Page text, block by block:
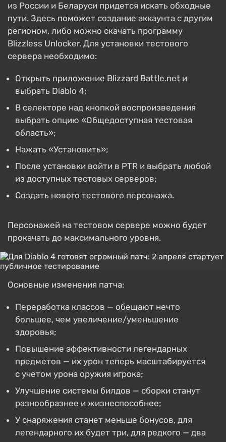
из России и Беларуси придется искать обходные
пути. Здесь поможет создание аккаунта с другим
регионом, либо можно скачать программу
Blizzless Unlocker. Для установки тестового
сервера необходимо:
Открыть приложение Blizzard Battle.net и
выбрать Diablo 4;
В селекторе над кнопкой воспроизведения
выбрать опцию «Общедоступная тестовая
область»;
Нажать «Установить»;
После установки войти в PTR и выбрать любой
из доступных тестовых серверов;
Создать нового тестового персонажа.
Персонажей на тестовом сервере можно будет
прокачать до максимального уровня.
Основные изменения патча:
Переработка классов — обещают нечто
большее, чем увеличение/уменьшение
здоровья;
Повышение эффективности легендарных
предметов — их урон теперь масштабируется
с учетом урона оружия игрока;
Улучшение системы билдов — сборки станут
разнообразнее и жизнеспособнее;
У снаряжения станет меньше бонусов, для
легендарного их будет три, для редкого — два